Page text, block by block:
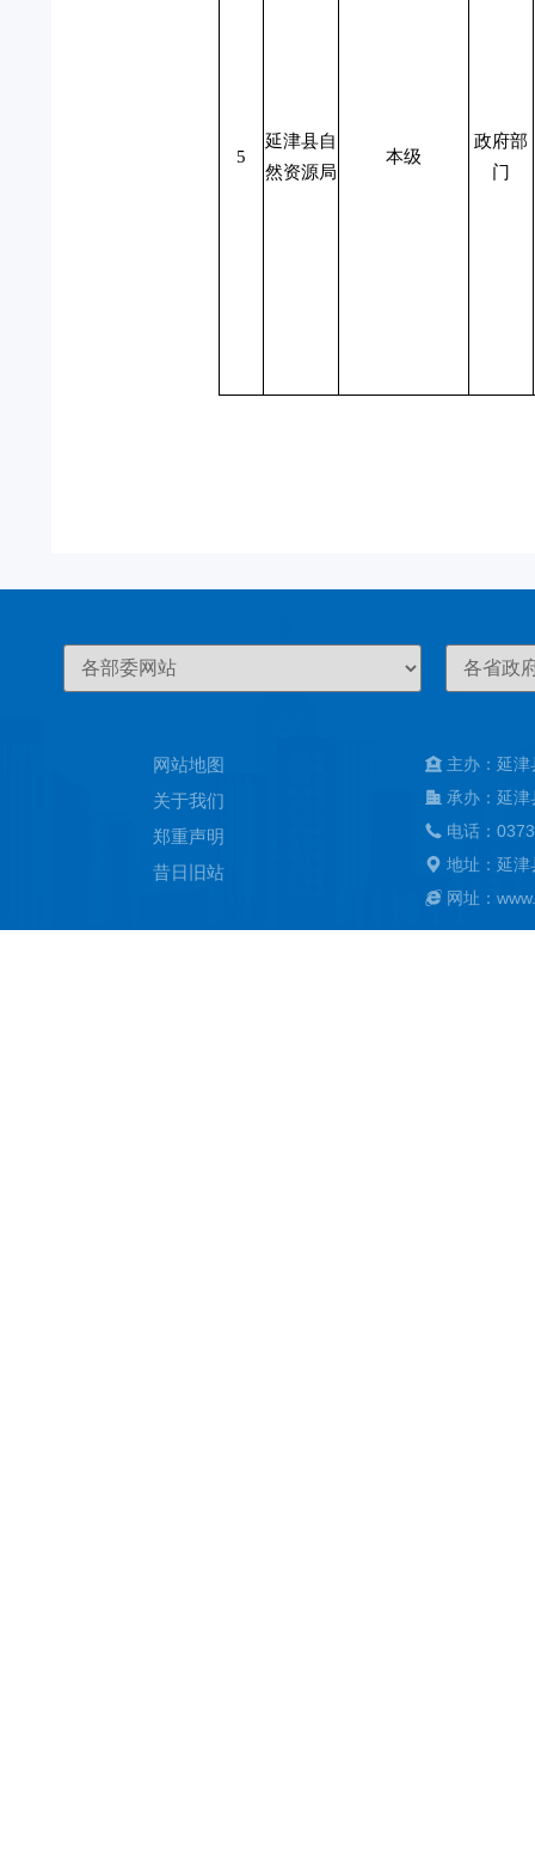
5
延津县自
然资源局
本级
政府部
门
网站地图
关于我们
郑重声明
昔日旧站
主办：延
承办：延
电话：
地址：延
网址：